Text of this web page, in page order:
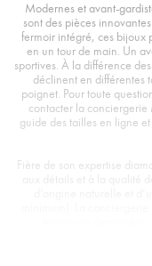
Modernes et avant-
sont des pièces
fermoir intégré, ces bijoux
en un tour de main. Un
sportives. À la différence
déclinent en différentes
poignet. Pour toute
contacter la conciergerie
guide des tailles en ligne
Fière de son expertise